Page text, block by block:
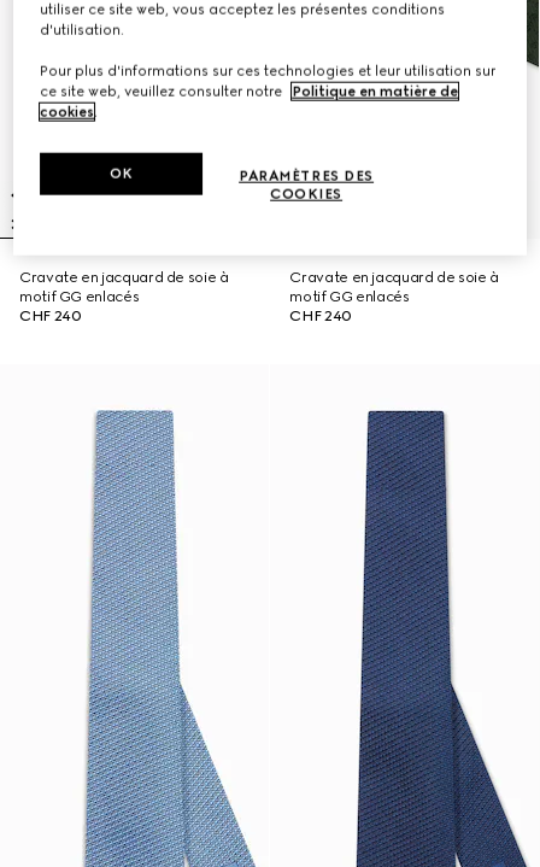
Cravate en jacquard de soie à
motif GG enlacés
CHF 240
Cravate en jacquard de soie à
motif GG enlacés
CHF 240
utiliser ce site web, vous acceptez les présentes conditions
d'utilisation.
Pour plus d'informations sur ces technologies et leur utilisation sur
ce site web, veuillez consulter notre
Politique en matière de
cookies.
PARAMÈTRES DES
COOKIES
OK